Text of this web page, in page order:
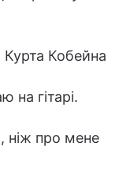
на гітарі.
ніж про мене